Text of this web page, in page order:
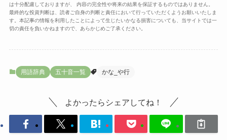
は十分配慮しておりますが、 内容の完全性や将来の結果を保証するものではありません。
最終的な投資判断は、読者ご自身の判断と責任において行っていただくようお願いいたしま
す。本記事の情報を利用したことによって生じたいかなる損害についても、当サイトでは一
切の責任を負いかねますので、あらかじめご了承ください。
用語辞典 五十音一覧 かな_や行
よかったらシェアしてね！